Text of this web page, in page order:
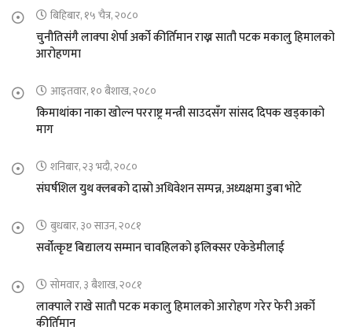
बिहिबार, १५ चैत्र, २०८०
चुनौतिसंगै लाक्पा शेर्पा अर्को कीर्तिमान राख्न सातौ पटक मकालु हिमालको
आरोहणमा
आइतवार, १० बैशाख, २०८०
किमाथांका नाका खोल्न परराष्ट्र मन्त्री साउदसँग सांसद दिपक खड्काको
माग
शनिबार, २३ भदौ, २०८०
संघर्षशिल युथ क्लबको दास्रो अधिवेशन सम्पन्न, अध्यक्षमा डुबा भोटे
बुधबार, ३० साउन, २०८१
सर्वोत्कृष्ट बिद्यालय सम्मान चावहिलको इलिक्सर एकेडेमीलाई
सोमवार, ३ बैशाख, २०८१
लाक्पाले राखे सातौ पटक मकालु हिमालको आरोहण गरेर फेरी अर्को
कीर्तिमान